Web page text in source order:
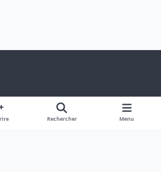
Politique de confidentialité
Rechercher Menu